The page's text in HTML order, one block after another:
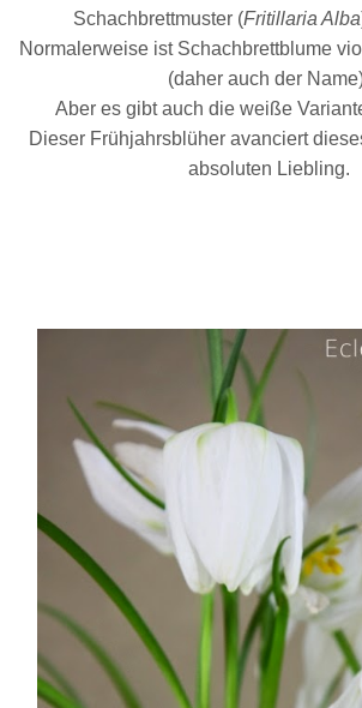
Schachbrettmuster (Fritillaria Alba
Normalerweise ist Schachbrettblume
(daher auch der
Aber es gibt auch die weiße
Dieser Frühjahrsblüher avanciert
absoluten Liebling.